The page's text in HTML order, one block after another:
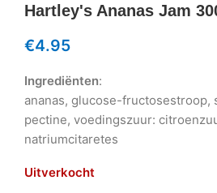
Hartley's Ananas Jam
€4.95
Ingrediënten:
ananas, glucose-fructosestroop,
pectine, voedingszuur:
natriumcitaretes
Uitverkocht